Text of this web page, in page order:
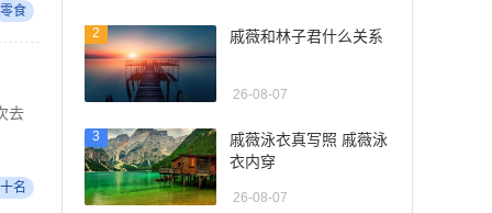
零食
去
名
2 戚薇和林子君什么关系
26-08-07
3
戚薇泳衣真写照 戚薇泳
衣内穿
26-08-07